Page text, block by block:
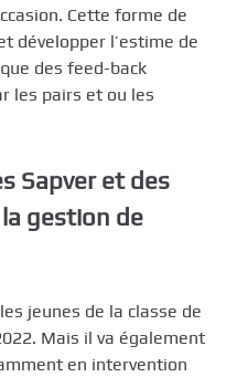
Cette forme de
développer l’estime de
des feed-back
les pairs et ou les
Sapver et des
gestion de
jeunes de la classe de
Mais il va également
en intervention